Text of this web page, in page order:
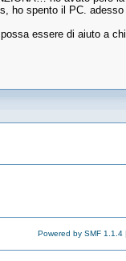
ho spento il PC.
essere di aiuto a
Powered by SMF 1.1.4